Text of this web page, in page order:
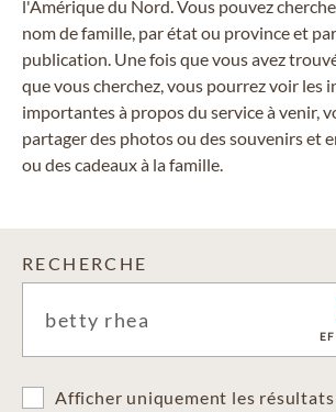
l'Amérique du Nord. Vous pouvez
nom de famille, par état ou province et
publication. Une fois que vous avez
que vous cherchez, vous pourrez voir les
importantes à propos du service à venir,
partager des photos ou des souvenirs et
ou des cadeaux à la famille.
RECHERCHE
Afficher uniquement les résultats